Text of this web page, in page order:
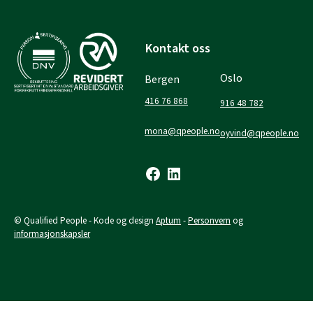
content
Kontakt oss
Bergen
416 76 868
mona@qpeople.no
Oslo
916 48 782
oyvind@qpeople.no
Facebook
LinkedIn
© Qualified People - Kode og design Aptum -Personvern og
informasjonskapsler